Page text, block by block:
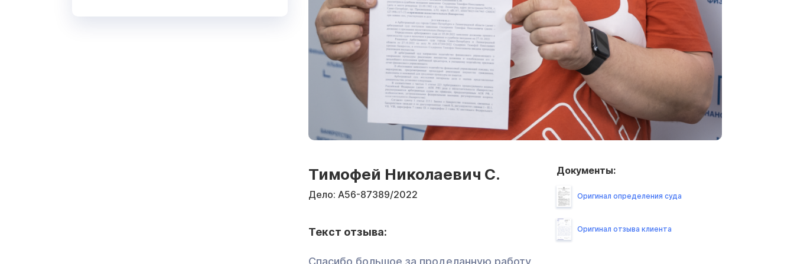
Тимофей Николаевич С.
Дело: А56-87389/2022
Текст отзыва:
Спасибо большое за проделанную работу,
Документы:
Оригинал определения суда
Оригинал отзыва клиента